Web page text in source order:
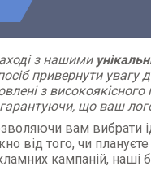
з нашими
привернути увагу
з
гарантуючи, що ваш
вам вибрати
від того, чи
кампаній, наші